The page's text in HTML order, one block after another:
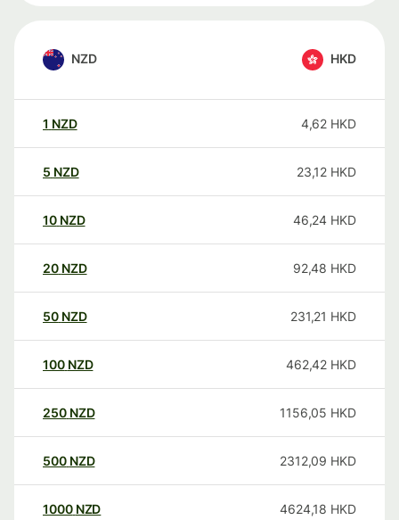
NZD HKD
1 NZD 4,62 HKD
5 NZD 23,12 HKD
10 NZD 46,24 HKD
20 NZD 92,48 HKD
50 NZD 231,21 HKD
100 NZD 462,42 HKD
250 NZD 1156,05 HKD
500 NZD 2312,09 HKD
1000 NZD 4624,18 HKD